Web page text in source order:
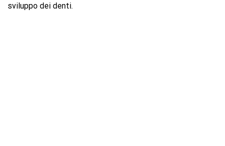
sviluppo dei denti.